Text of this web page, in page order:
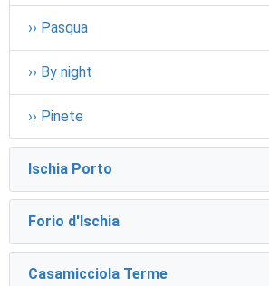
›› Pasqua
›› By night
›› Pinete
Ischia Porto
Forio d'Ischia
Casamicciola Terme